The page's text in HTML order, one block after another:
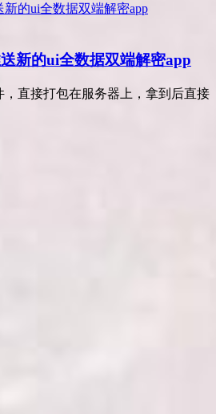
新的ui全数据双端解密app
直接打包在服务器上，拿到后直接